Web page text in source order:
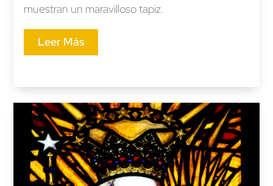
muestran un maravilloso tapiz.
Leer Más